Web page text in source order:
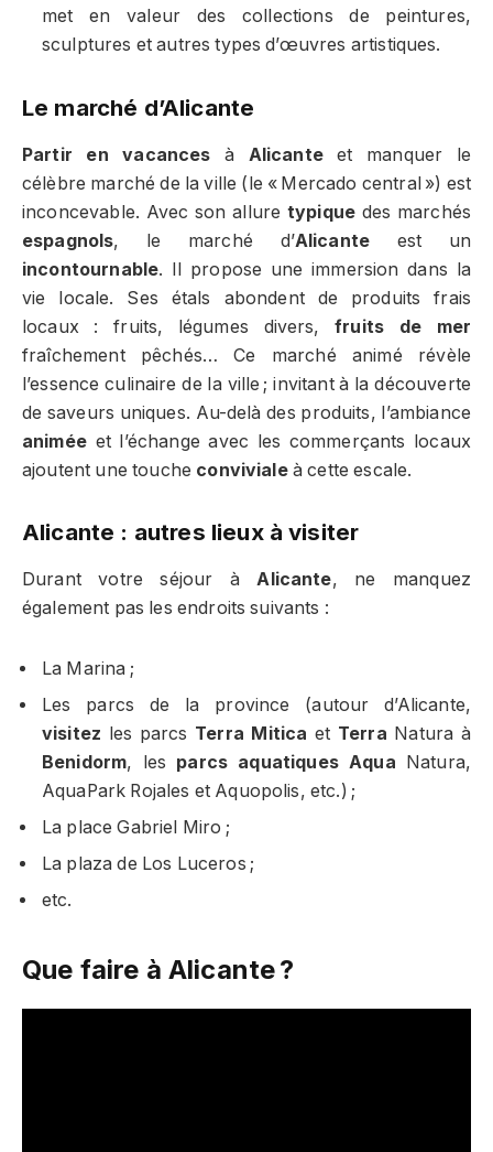
met en valeur des collections de peintures,
sculptures et autres types d’œuvres artistiques.
Le marché d’Alicante
Partir en vacances à Alicanteet manquer le
célèbre marché de la ville (le « Mercado central ») est
inconcevable. Avec son allure typique des marchés
espagnols, le marché d’Alicante est un
incontournable. Il propose une immersion dans la
vie locale. Ses étals abondent de produits frais
locaux : fruits, légumes divers,fruits de mer
fraîchement pêchés… Ce marché animé révèle
l’essence culinaire de la ville ; invitant à la découverte
de saveurs uniques. Au-delà des produits, l’ambiance
animéeet l’échange avec les commerçants locaux
ajoutent une touche convivialeà cette escale.
Alicante : autres lieux à visiter
Durant votre séjour àAlicante, ne manquez
également pas les endroits suivants :
La Marina ;
Les parcs de la province (autour d’Alicante,
visitez les parcs Terra Mitica et Terra Natura à
Benidorm, les parcs aquatiques Aqua Natura,
AquaPark Rojales et Aquopolis, etc.) ;
La place Gabriel Miro ;
La plaza de Los Luceros ;
etc.
Que faire à Alicante ?